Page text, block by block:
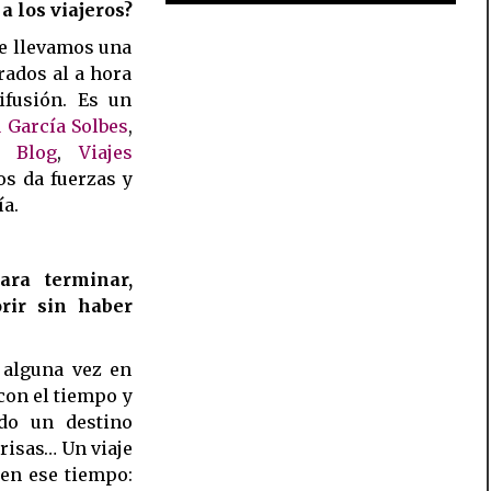
los viajeros?
llevamos una
al a hora
Es un
García Solbes,
Blog,Viajes
da fuerzas y
terminar,
sin haber
vez en
el tiempo y
un destino
Un viaje
ese tiempo: